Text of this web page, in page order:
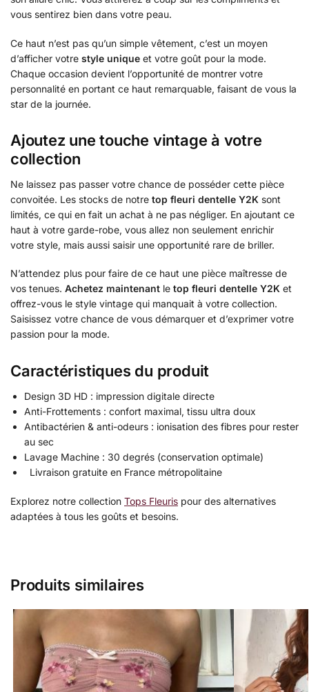
vous sentirez bien dans votre peau.
Ce haut n’est pas qu’un simple vêtement, c’est un moyen
d’afficher votre style unique et votre goût pour la mode.
Chaque occasion devient l’opportunité de montrer votre
personnalité en portant ce haut remarquable, faisant de vous la
star de la journée.
Ajoutez une touche vintage à votre
collection
Ne laissez pas passer votre chance de posséder cette pièce
convoitée. Les stocks de notre top fleuri dentelle Y2K sont
limités, ce qui en fait un achat à ne pas négliger. En ajoutant ce
haut à votre garde-robe, vous allez non seulement enrichir
votre style, mais aussi saisir une opportunité rare de briller.
N’attendez plus pour faire de ce haut une pièce maîtresse de
vos tenues. Achetez maintenant le top fleuri dentelle Y2K et
offrez-vous le style vintage qui manquait à votre collection.
Saisissez votre chance de vous démarquer et d’exprimer votre
passion pour la mode.
Caractéristiques du produit
Design 3D HD : impression digitale directe
Anti-Frottements : confort maximal, tissu ultra doux
Antibactérien & anti-odeurs : ionisation des fibres pour rester
au sec
Lavage Machine : 30 degrés (conservation optimale)
Livraison gratuite en France métropolitaine
Explorez notre collection Tops Fleuris pour des alternatives
adaptées à tous les goûts et besoins.
Produits similaires